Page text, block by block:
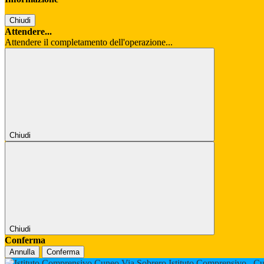
Chiudi
Attendere...
Attendere il completamento dell'operazione...
Chiudi
Chiudi
Conferma
Annulla Conferma